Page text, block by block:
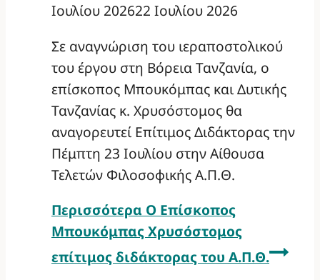
Ιουλίου 202622 Ιουλίου 2026
Σε αναγνώριση του ιεραποστολικού
του έργου στη Βόρεια Τανζανία, ο
επίσκοπος Μπουκόμπας και Δυτικής
Τανζανίας κ. Χρυσόστομος θα
αναγορευτεί Επίτιμος Διδάκτορας την
Πέμπτη 23 Ιουλίου στην Αίθουσα
Τελετών Φιλοσοφικής Α.Π.Θ.
Περισσότερα Ο Επίσκοπος
Μπουκόμπας Χρυσόστομος
επίτιμος διδάκτορας του Α.Π.Θ.